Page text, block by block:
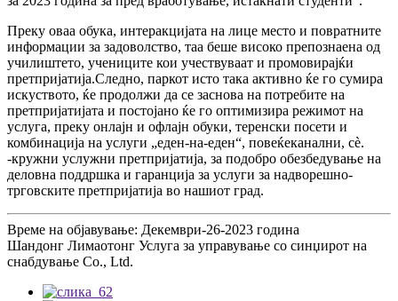
Преку оваа обука, интеракцијата на лице место и повратните
информации за задоволство, таа беше високо препознаена од
училиштето, учениците кои учествуваат и промовирајќи
претпријатија.Следно, паркот исто така активно ќе го сумира
искуството, ќе продолжи да се заснова на потребите на
претпријатијата и постојано ќе го оптимизира режимот на
услуга, преку онлајн и офлајн обуки, теренски посети и
комбинација на услуги „еден-на-еден“, повеќеканални, сè.
-кружни услужни претпријатија, за подобро обезбедување на
деловна поддршка и гаранција за услуги за надворешно-
трговските претпријатија во нашиот град.
Време на објавување: Декември-26-2023 година
Шандонг Лимаотонг Услуга за управување со синџирот на
снабдување Co., Ltd.